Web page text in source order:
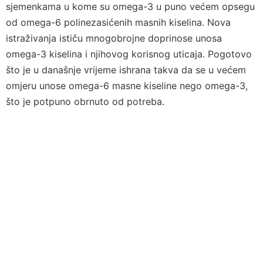
sjemenkama u kome su omega-3 u puno većem opsegu
od omega-6 polinezasićenih masnih kiselina. Nova
istraživanja ističu mnogobrojne doprinose unosa
omega-3 kiselina i njihovog korisnog uticaja. Pogotovo
što je u današnje vrijeme ishrana takva da se u većem
omjeru unose omega-6 masne kiseline nego omega-3,
što je potpuno obrnuto od potreba.